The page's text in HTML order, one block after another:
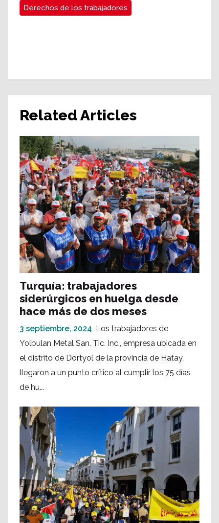
Derechos de los trabajadores
Related Articles
Turquía: trabajadores
siderúrgicos en huelga desde
hace más de dos meses
3 septiembre, 2024
Los trabajadores de
Yolbulan Metal San. Tic. Inc., empresa ubicada en
el distrito de Dörtyol de la provincia de Hatay,
llegaron a un punto crítico al cumplir los 75 días
de hu...